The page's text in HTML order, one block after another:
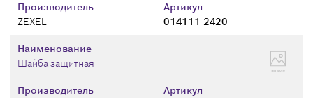
Производитель
ZEXEL
Артикул
014111-2420
Производитель
Артикул
Наименование
Шайба защитная